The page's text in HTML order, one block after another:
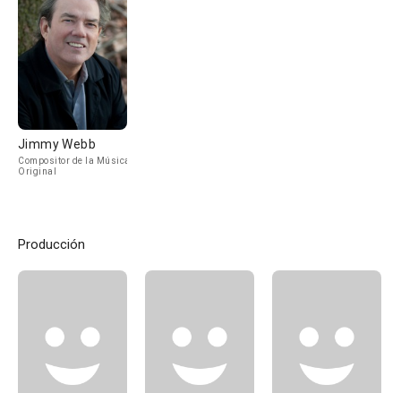
Jimmy Webb
Compositor de la Música
Original
Producción